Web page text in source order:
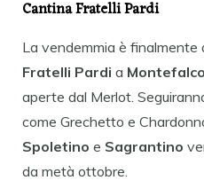
Cantina Fratelli Pardi
La vendemmia è finalmente
Fratelli Pardi a Montefalco
aperte dal Merlot.
come Grechetto e
Spoletino e Sagrantino
da metà ottobre.